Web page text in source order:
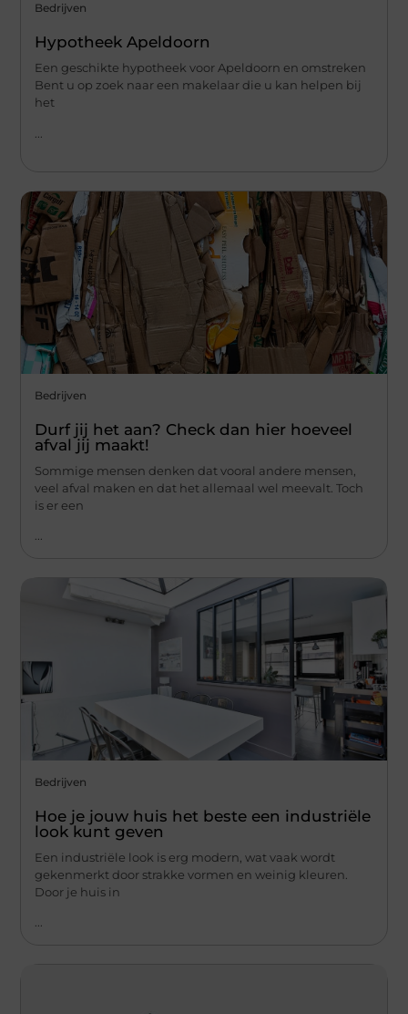
Bedrijven
Hypotheek Apeldoorn
Een geschikte hypotheek voor Apeldoorn en omstreken
Bent u op zoek naar een makelaar die u kan helpen bij
het
Bedrijven
Durf jij het aan? Check dan hier hoeveel
afval jij maakt!
Sommige mensen denken dat vooral andere mensen,
veel afval maken en dat het allemaal wel meevalt. Toch
is er een
Bedrijven
Hoe je jouw huis het beste een industriële
look kunt geven
Een industriële look is erg modern, wat vaak wordt
gekenmerkt door strakke vormen en weinig kleuren.
Door je huis in
...